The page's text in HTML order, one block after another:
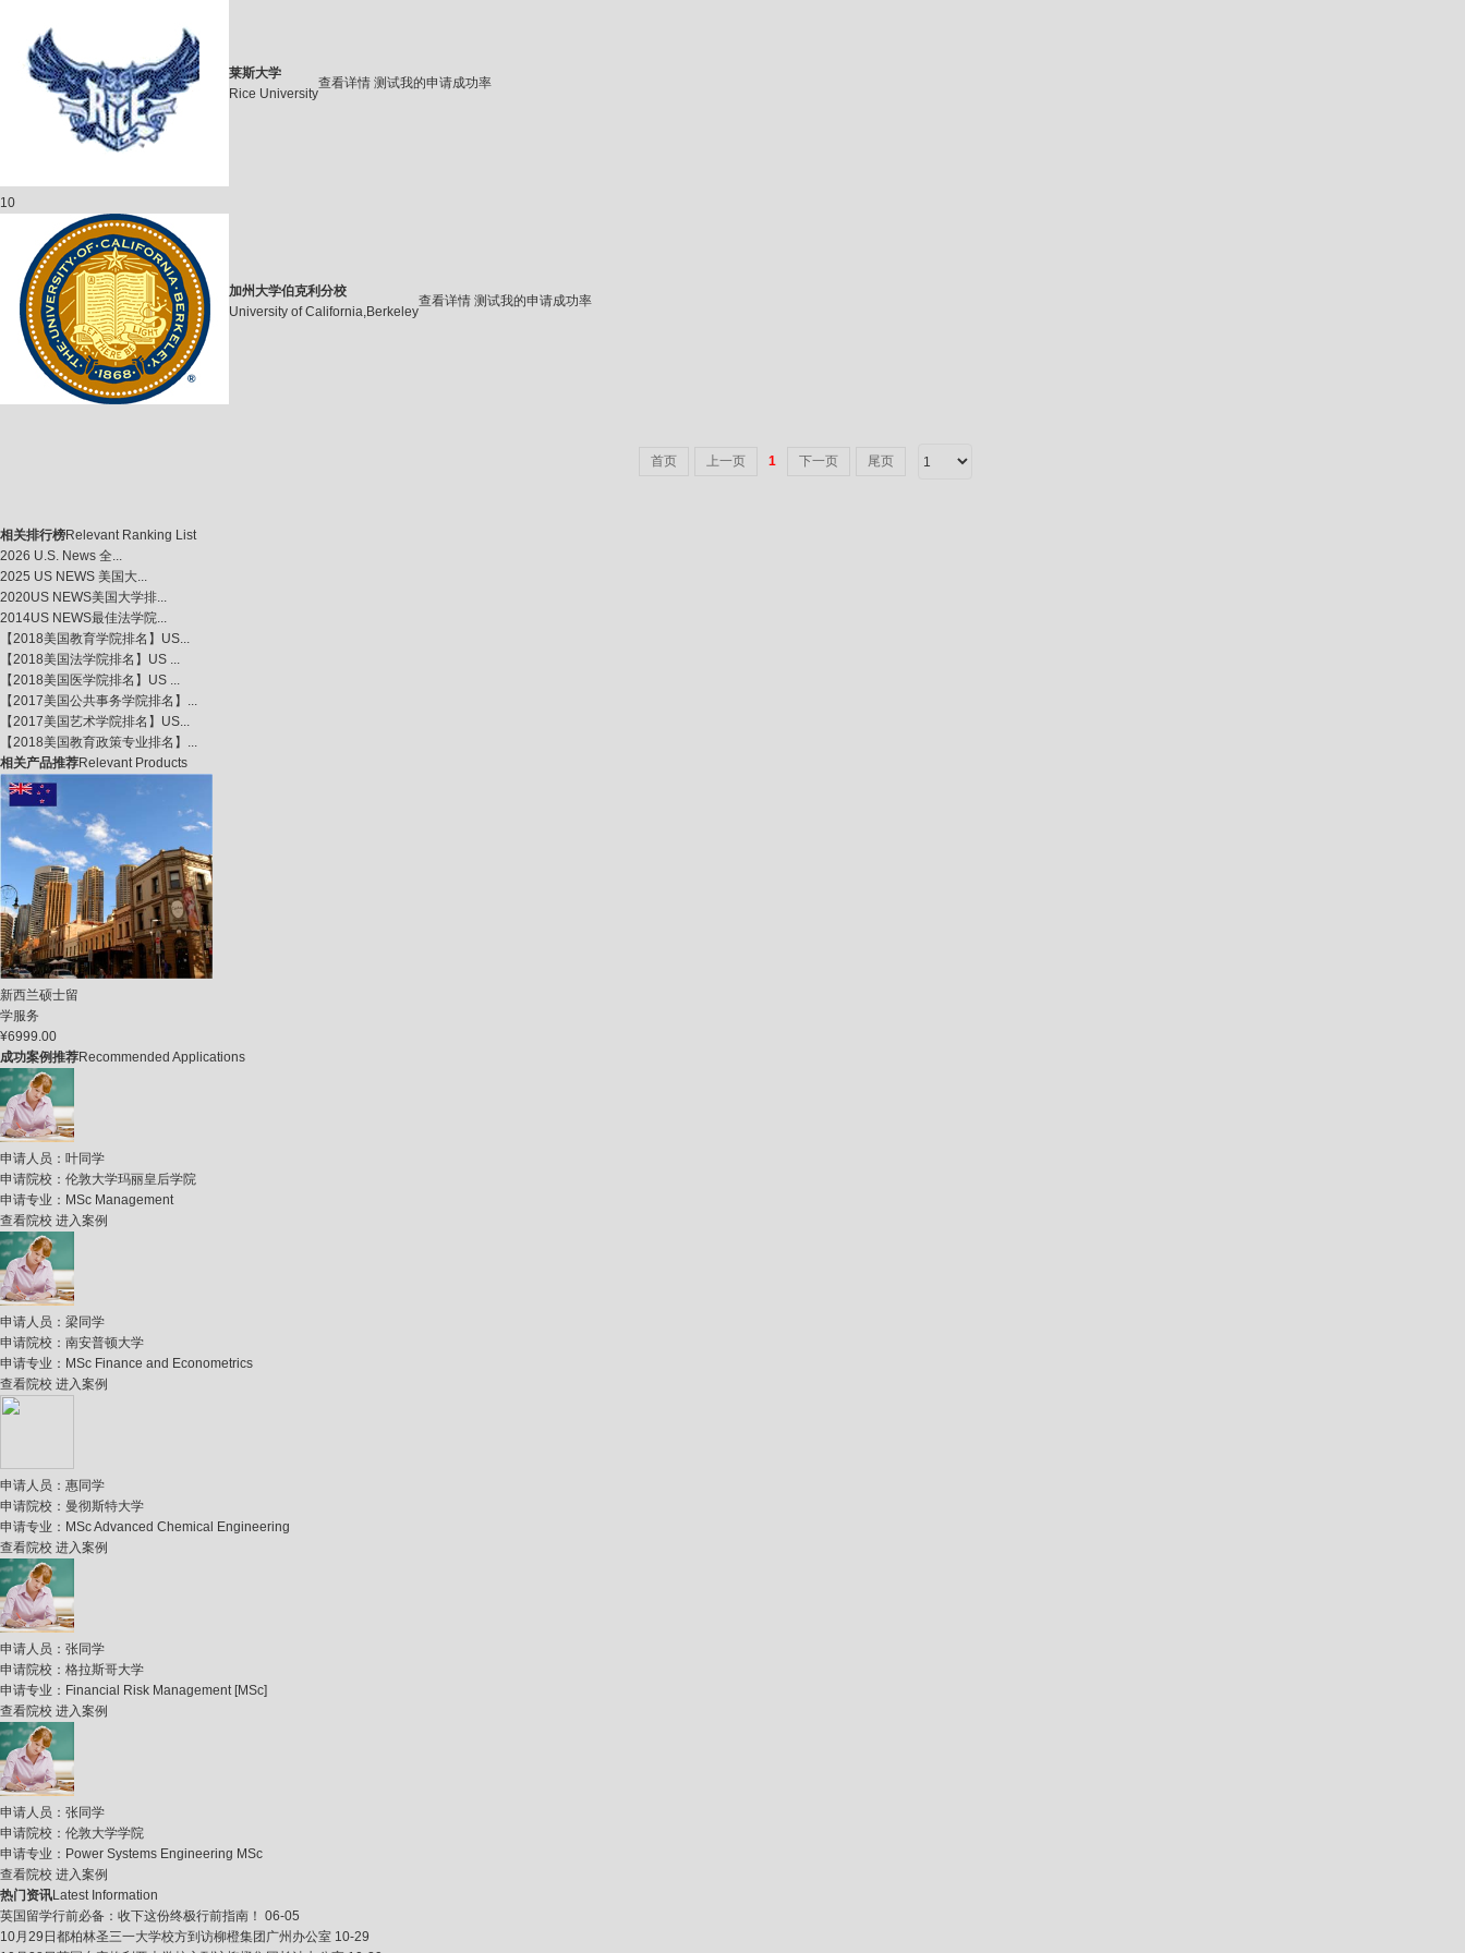
莱斯大学
Rice University
查看详情 测试我的申请成功率
10
加州大学伯克利分校
University of California,Berkeley
查看详情 测试我的申请成功率
首页 上一页 1 下一页 尾页
相关排行榜Relevant Ranking List
2026 U.S. News 全...
2025 US NEWS 美国大...
2020US NEWS美国大学排...
2014US NEWS最佳法学院...
【2018美国教育学院排名】US...
【2018美国法学院排名】US ...
【2018美国医学院排名】US ...
【2017美国公共事务学院排名】...
【2017美国艺术学院排名】US...
【2018美国教育政策专业排名】...
相关产品推荐Relevant Products
新西兰硕士留
学服务
¥6999.00
成功案例推荐Recommended Applications
申请人员： 叶同学
申请院校： 伦敦大学玛丽皇后学院
申请专业： MSc Management
查看院校 进入案例
申请人员： 梁同学
申请院校： 南安普顿大学
申请专业： MSc Finance and Econometrics
查看院校 进入案例
申请人员： 惠同学
申请院校： 曼彻斯特大学
申请专业： MSc Advanced Chemical Engineering
查看院校 进入案例
申请人员： 张同学
申请院校： 格拉斯哥大学
申请专业： Financial Risk Management [MSc]
查看院校 进入案例
申请人员： 张同学
申请院校： 伦敦大学学院
申请专业： Power Systems Engineering MSc
查看院校 进入案例
热门资讯Latest Information
英国留学行前必备：收下这份终极行前指南！ 06-05
10月29日都柏林圣三一大学校方到访柳橙集团广州办公室 10-29